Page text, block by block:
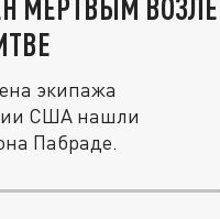
МЁРТВЫМ ВОЗЛЕ
экипажа
США нашли
Пабраде.